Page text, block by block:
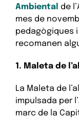
Am biental de
mes de
pedagògiques
recomanen
1. Maleta de
La Maleta de
impulsada per
marc de la